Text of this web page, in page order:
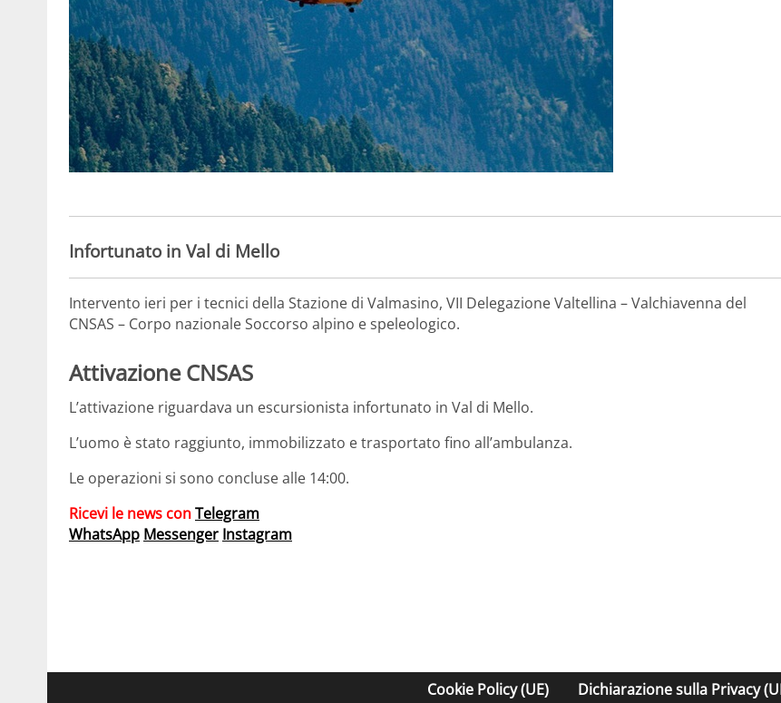
Infortunato in Val di Mello
Intervento ieri per i tecnici della Stazione di Valmasino, VII Delegazione Valtellina – Valchiavenna del
CNSAS – Corpo nazionale Soccorso alpino e speleologico.
Attivazione CNSAS
L’attivazione riguardava un escursionista infortunato in Val di Mello.
L’uomo è stato raggiunto, immobilizzato e trasportato fino all’ambulanza.
Le operazioni si sono concluse alle 14:00.
Ricevi le news conTelegram
WhatsApp Messenger Instagram
Cookie Policy (UE) Dichiarazione sulla Privacy